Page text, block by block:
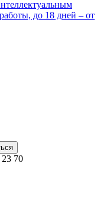
до 18 дней – от
70